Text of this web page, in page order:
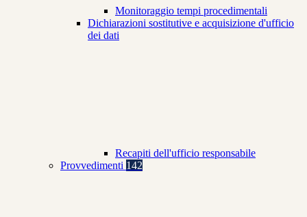
Monitoraggio tempi procedimentali
Dichiarazioni sostitutive e acquisizione d'ufficio
dei dati
Recapiti dell'ufficio responsabile
Provvedimenti 142